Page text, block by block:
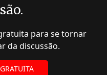
para se tornar
da discussão.